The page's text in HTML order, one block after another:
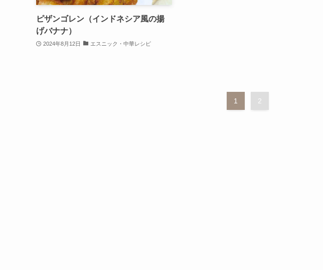
ピザンゴレン（インドネシア風の揚
げバナナ）
2024年8月12日 エスニック・中華レシピ
1 2